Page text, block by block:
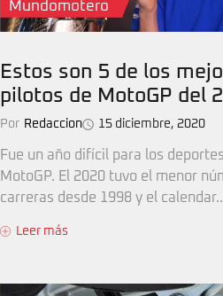
Mundomotero
Estos son 5 de los
pilotos de MotoGP del
Por Redaccion 15 diciembre, 2020
Fue un año difícil para los
MotoGP. El 2020 tuvo el menor
carreras desde 1998 y el
Leer más